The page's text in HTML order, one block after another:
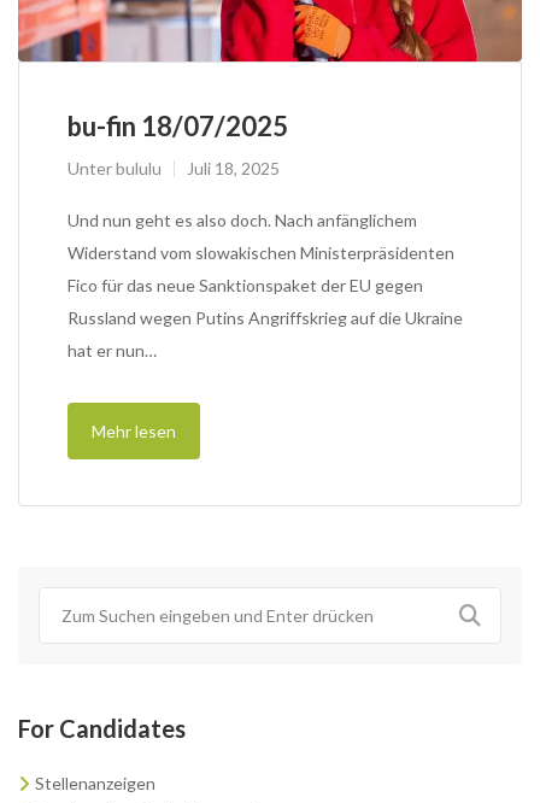
bu-fin 18/07/2025
Unterbululu Juli 18, 2025
Und nun geht es also doch. Nach anfänglichem
Widerstand vom slowakischen Ministerpräsidenten
Fico für das neue Sanktionspaket der EU gegen
Russland wegen Putins Angriffskrieg auf die Ukraine
hat er nun…
Mehr lesen
For Candidates
Stellenanzeigen